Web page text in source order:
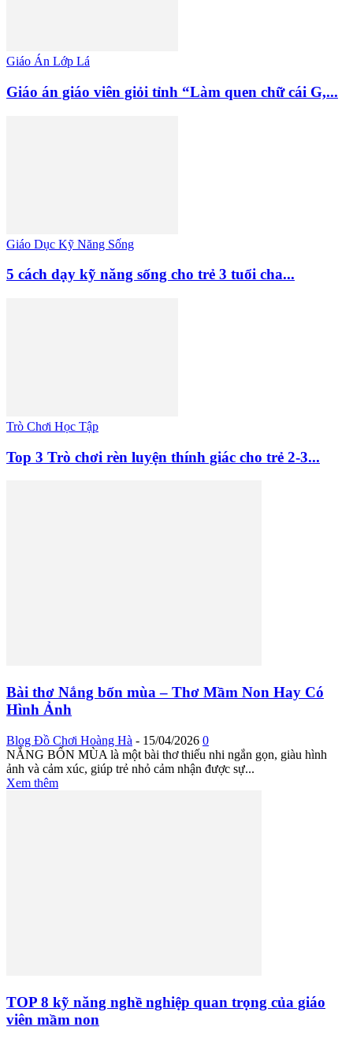
Giáo Án Lớp Lá
Giáo án giáo viên giỏi tỉnh “Làm quen chữ cái G,...
Giáo Dục Kỹ Năng Sống
5 cách dạy kỹ năng sống cho trẻ 3 tuổi cha...
Trò Chơi Học Tập
Top 3 Trò chơi rèn luyện thính giác cho trẻ 2-3...
Bài thơ Nắng bốn mùa – Thơ Mầm Non Hay Có
Hình Ảnh
Blog Đồ Chơi Hoàng Hà - 15/04/2026 0
NẮNG BỐN MÙA là một bài thơ thiếu nhi ngắn gọn, giàu hình
ảnh và cảm xúc, giúp trẻ nhỏ cảm nhận được sự...
Xem thêm
TOP 8 kỹ năng nghề nghiệp quan trọng của giáo
viên mầm non